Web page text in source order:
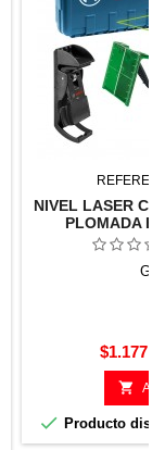
NIVEL LASER
PLOMADA
Precio

 Producto